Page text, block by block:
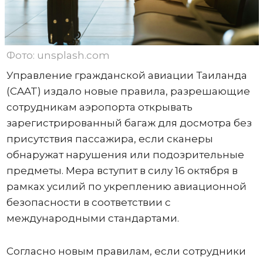
Фото: unsplash.com
Управление гражданской авиации Таиланда
(CAAT) издало новые правила, разрешающие
сотрудникам аэропорта открывать
зарегистрированный багаж для досмотра без
присутствия пассажира, если сканеры
обнаружат нарушения или подозрительные
предметы. Мера вступит в силу 16 октября в
рамках усилий по укреплению авиационной
безопасности в соответствии с
международными стандартами.
Согласно новым правилам, если сотрудники